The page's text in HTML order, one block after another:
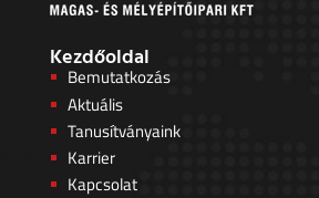
Kezdőoldal
Bemutatkozás
Aktuális
Tanusítványaink
Karrier
Kapcsolat